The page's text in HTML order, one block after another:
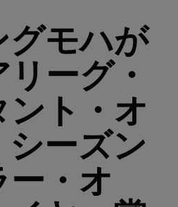
グモハが
ーグ・
ト・オ
ーズン
・オ